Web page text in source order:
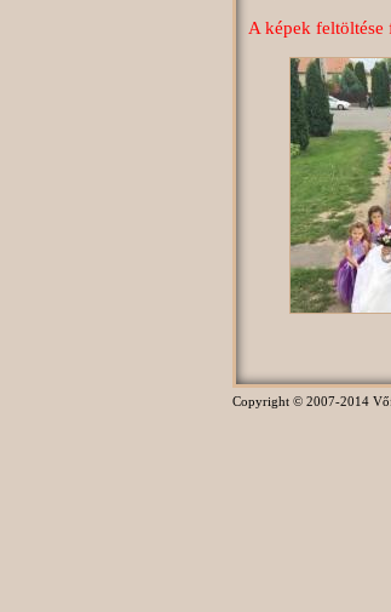
A képek feltöltése
Copyright © 2007-2014